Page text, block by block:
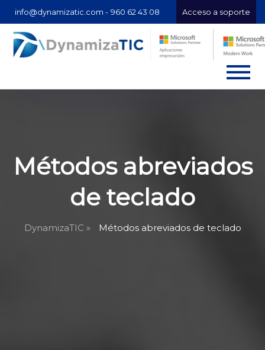
info@dynamizatic.com - 960 62 43 08 Acceso a soporte
Métodos abreviados
de teclado
DynamizaTIC » Métodos abreviados de teclado